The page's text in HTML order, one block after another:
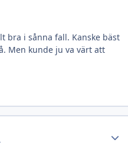
bra i sånna fall. Kanske bäst
Men kunde ju va värt att